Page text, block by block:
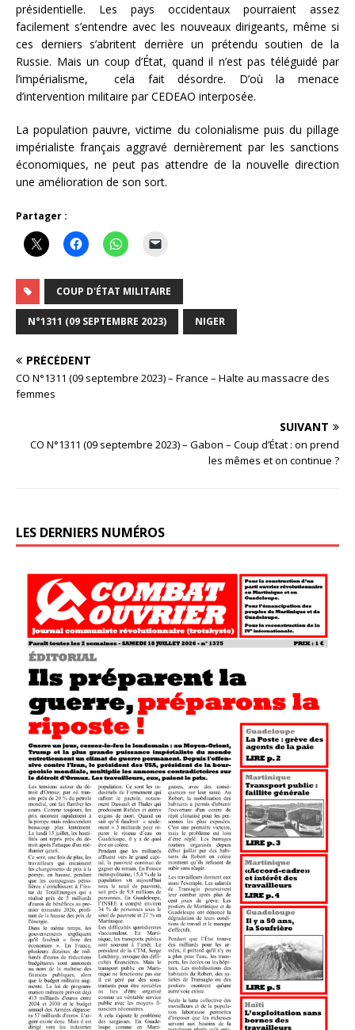
présidentielle. Les pays occidentaux pourraient assez
facilement s’entendre avec les nouveaux dirigeants, même si
ces derniers s’abritent derrière un prétendu soutien de la
Russie. Mais un coup d’État, quand il n’est pas téléguidé par
l’impérialisme, cela fait désordre. D’où la menace
d’intervention militaire par CEDEAO interposée.
La population pauvre, victime du colonialisme puis du pillage
impérialiste français aggravé dernièrement par les sanctions
économiques, ne peut pas attendre de la nouvelle direction
une amélioration de son sort.
Partager :
COUP D'ÉTAT MILITAIRE
N°1311 (09 SEPTEMBRE 2023) NIGER
PRÉCÉDENT
CO N°1311 (09 septembre 2023) – France – Halte au massacre des
femmes
SUIVANT
CO N°1311 (09 septembre 2023) – Gabon – Coup d’État : on prend
les mêmes et on continue ?
LES DERNIERS NUMÉROS